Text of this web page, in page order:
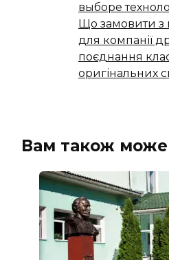
выборе
Що замовити з
для компанії
поєднання
оригінальних
Вам також може